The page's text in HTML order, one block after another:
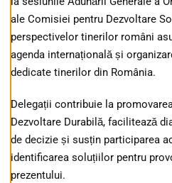
ale Comisiei pentru Dezvoltare
perspectivelor tinerilor români
agenda internațională și
dedicate tinerilor din România.
Delegații contribuie la
Dezvoltare Durabilă, facilitează
de decizie și susțin participarea
identificarea soluțiilor pentru
prezentului.